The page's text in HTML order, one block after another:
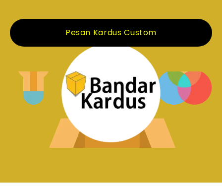
Pesan Kardus Custom